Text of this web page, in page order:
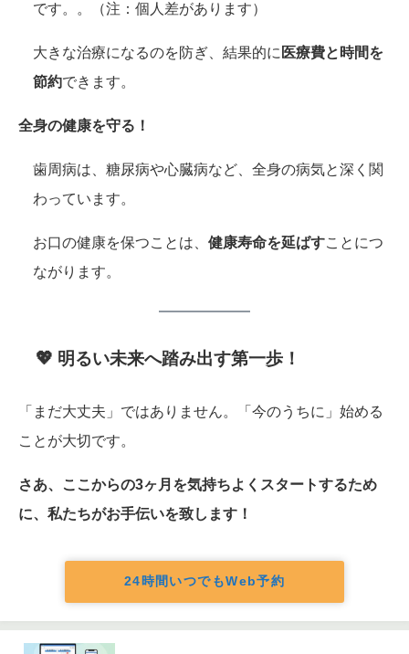
です。。（注：個人差があります）
大きな治療になるのを防ぎ、結果的に 医療費と時間を
節約できます。
全身の健康を守る！
歯周病は、糖尿病や心臓病など、全身の病気と深く関
わっています。
お口の健康を保つことは、 健康寿命を延ばすことにつ
ながります。
💖 明るい未来へ踏み出す第一歩！
「まだ大丈夫」ではありません。「今のうちに」始める
ことが大切です。
さあ、ここからの3ヶ月を気持ちよくスタートするため
に、私たちがお手伝いを致します！
24時間いつでもWeb予約